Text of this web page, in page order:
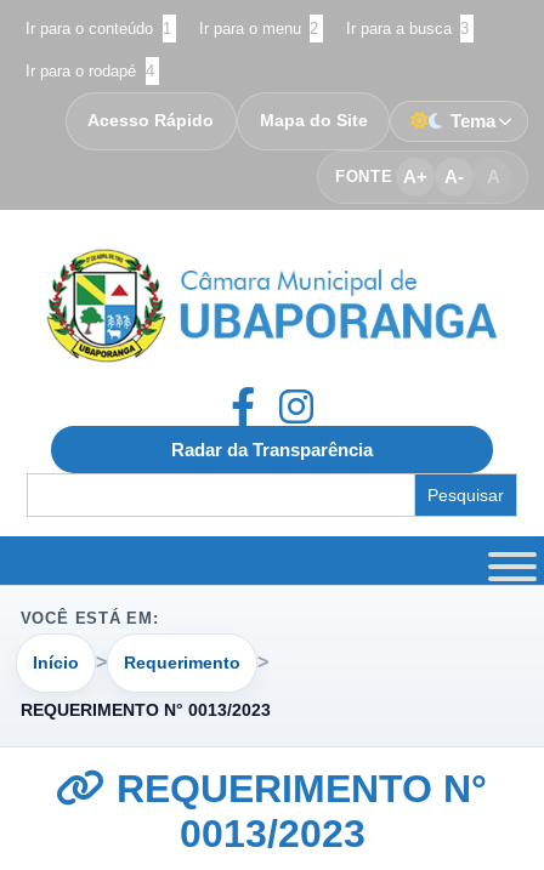
Ir para o conteúdo 1 Ir para o menu 2 Ir para a busca 3
Ir para o rodapé 4
FONTE A+ A- A
Acesso Rápido Mapa do Site Tema
Radar da Transparência
for:
VOCÊ ESTÁ EM:
Início Requerimento
REQUERIMENTO N° 0013/2023
REQUERIMENTO N°
0013/2023